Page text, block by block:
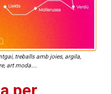
treballs amb joies, argila,
art moda....